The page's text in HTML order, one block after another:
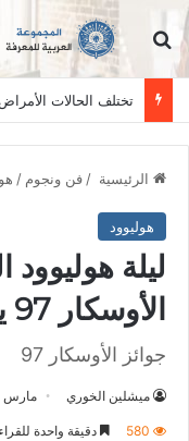
ابحث عن
الرئيسية /فن ونجوم /
هوليوود
ليلة
الأوسكار 97 يشعل الأضواء
جوائز الأوسكار 97
ميشلين الخوري مارس 3, 2025
580 دقيقة واحدة